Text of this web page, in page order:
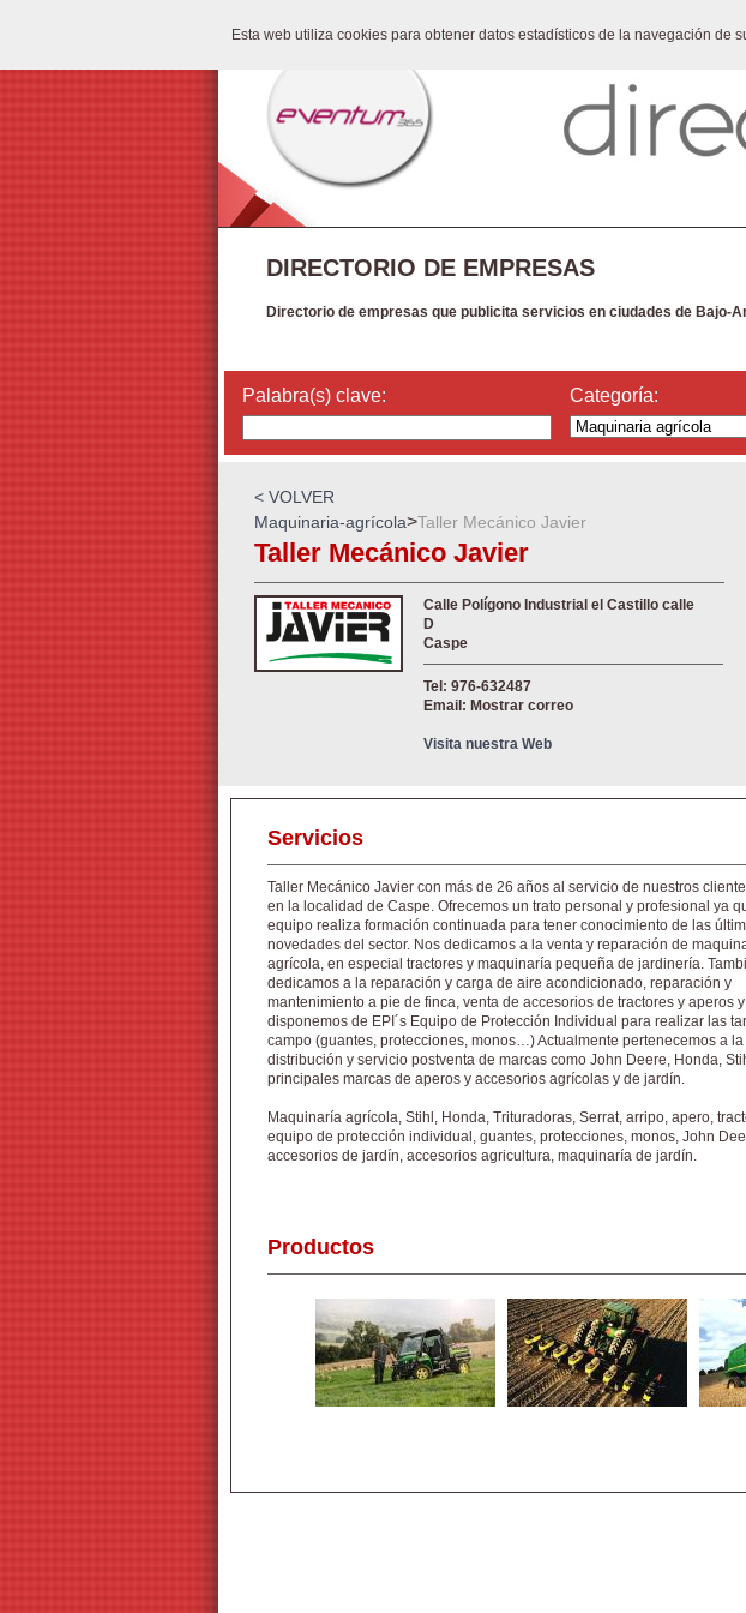
Esta web utiliza cookies para obtener datos estadísticos de la navegación
DIRECTORIO DE EMPRESAS
Directorio de empresas que publicita servicios en ciudades de Bajo-
Palabra(s) clave: Categoría:
< VOLVER
Maquinaria-agrícola>Taller Mecánico Javier
Taller Mecánico Javier
Calle Polígono Industrial el Castillo calle
D
Caspe
Tel: 976-632487
Email: Mostrar correo
Visita nuestra Web
Servicios
Taller Mecánico Javier con más de 26 años al servicio de nuestros
en la localidad de Caspe. Ofrecemos un trato personal y profesional ya
equipo realiza formación continuada para tener conocimiento de las
novedades del sector. Nos dedicamos a la venta y reparación de
agrícola, en especial tractores y maquinaría pequeña de jardinería.
dedicamos a la reparación y carga de aire acondicionado, reparación y
mantenimiento a pie de finca, venta de accesorios de tractores y aperos y
disponemos de EPI´s Equipo de Protección Individual para realizar las
campo (guantes, protecciones, monos…) Actualmente pertenecemos a la
distribución y servicio postventa de marcas como John Deere, Honda,
principales marcas de aperos y accesorios agrícolas y de jardín.
Maquinaría agrícola, Stihl, Honda, Trituradoras, Serrat, arripo, apero,
equipo de protección individual, guantes, protecciones, monos, John
accesorios de jardín, accesorios agricultura, maquinaría de jardín.
Productos